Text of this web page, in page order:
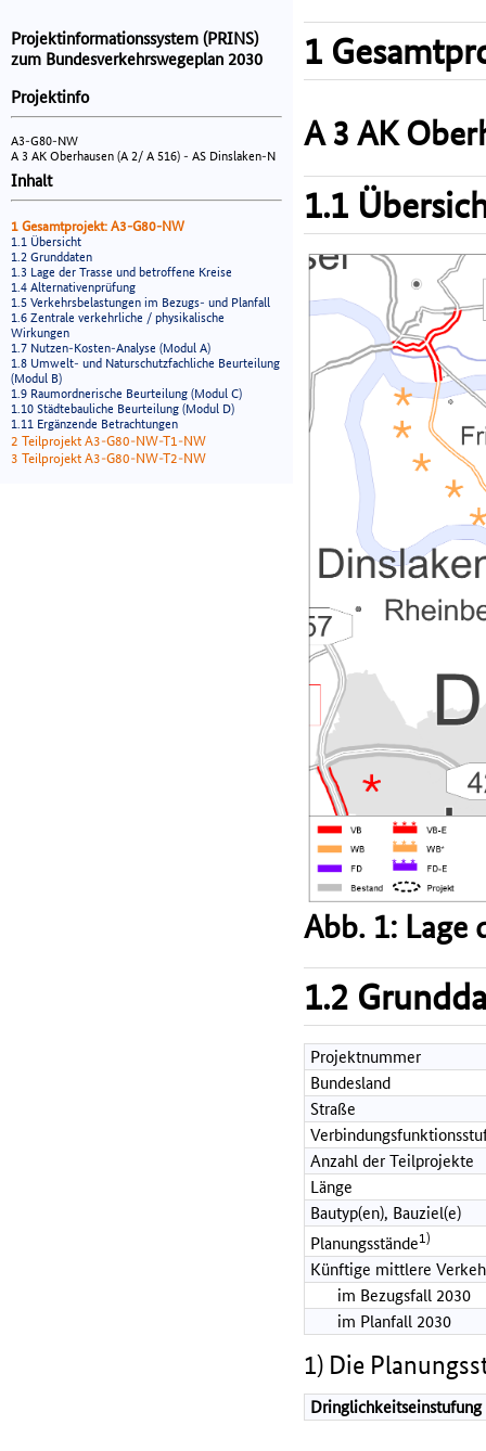
Projektinformationssystem (PRINS)
zum Bundesverkehrswegeplan 2030
Projektinfo
A3-G80-NW
A 3 AK Oberhausen (A 2/ A 516) - AS Dinslaken-N
Inhalt
1 Gesamtprojekt: A3-G80-NW
1.1 Übersicht
1.2 Grunddaten
1.3 Lage der Trasse und betroffene Kreise
1.4 Alternativenprüfung
1.5 Verkehrsbelastungen im Bezugs- und Planfall
1.6 Zentrale verkehrliche / physikalische
Wirkungen
1.7 Nutzen-Kosten-Analyse (Modul A)
1.8 Umwelt- und Naturschutzfachliche Beurteilung
(Modul B)
1.9 Raumordnerische Beurteilung (Modul C)
1.10 Städtebauliche Beurteilung (Modul D)
1.11 Ergänzende Betrachtungen
2 Teilprojekt A3-G80-NW-T1-NW
3 Teilprojekt A3-G80-NW-T2-NW
1
A 3 AK
1.1
Abb. 1: Lage
1.2
Projektnummer
Bundesland
Straße
Anzahl der Teilprojekte
Länge
Bautyp(en), Bauziel(e)
Planungsstände1)
Künftige mittlere
im Bezugsfall 2030
im Planfall 2030
1) Die
Dringlichkeitseinstufung